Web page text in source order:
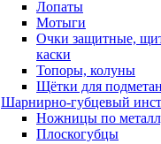
Лопаты
Мотыги
Очки защитные,
каски
Топоры, колуны
Щётки для
Шарнирно-губцевый
Ножницы по
Плоскогубцы